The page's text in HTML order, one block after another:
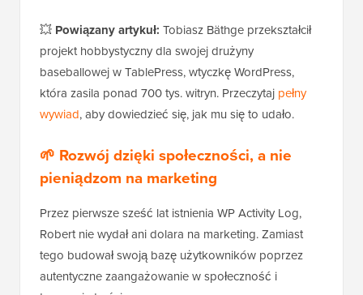
💥 Powiązany artykuł: Tobiasz Bäthge przekształcił
projekt hobbystyczny dla swojej drużyny
baseballowej w TablePress, wtyczkę WordPress,
która zasila ponad 700 tys. witryn. Przeczytaj pełny
wywiad, aby dowiedzieć się, jak mu się to udało.
🌱 Rozwój dzięki społeczności, a nie
pieniądzom na marketing
Przez pierwsze sześć lat istnienia WP Activity Log,
Robert nie wydał ani dolara na marketing. Zamiast
tego budował swoją bazę użytkowników poprzez
autentyczne zaangażowanie w społeczność i